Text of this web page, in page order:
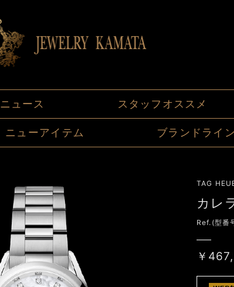
ニュース スタッフオススメ
ニューアイテム ブランドライン
TAG
カレ
Ref.(型番
￥